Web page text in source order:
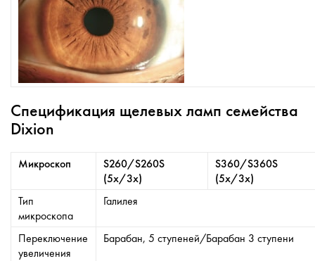
Спецификация щелевых ламп семейства
Dixion
Микроскоп
S260/S260S
(5x/3х)
S360/S360S
(5х/3x)
Тип
микроскопа
Галилея
Переключение
увеличения
Барабан, 5 ступеней/Барабан 3 ступени